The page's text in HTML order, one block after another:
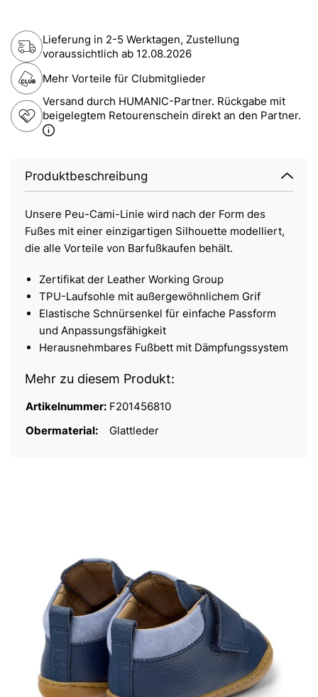
Lieferung in 2-5 Werktagen, Zustellung
voraussichtlich ab 12.08.2026
Mehr Vorteile für Clubmitglieder
Versand durch HUMANIC-Partner. Rückgabe mit
beigelegtem Retourenschein direkt an den Partner.
Produktbeschreibung
Unsere Peu-Cami-Linie wird nach der Form des
Fußes mit einer einzigartigen Silhouette modelliert,
die alle Vorteile von Barfußkaufen behält.
Zertifikat der Leather Working Group
TPU-Laufsohle mit außergewöhnlichem Grif
Elastische Schnürsenkel für einfache Passform
und Anpassungsfähigkeit
Herausnehmbares Fußbett mit Dämpfungssystem
Mehr zu diesem Produkt:
Artikelnummer: F201456810
Obermaterial:
Glattleder